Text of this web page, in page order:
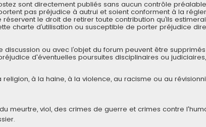
sont directement publiés sans aucun contrôle
pas préjudice à autrui et soient conforment à la
le droit de retirer toute contribution qu’ils
charte d’utilisation ou susceptible de porter préjudice
ou avec l’objet du forum peuvent être
d'éventuelles poursuites disciplinaires ou
à la haine, à la violence, au racisme ou au
meurtre, viol, des crimes de guerre et crimes contre